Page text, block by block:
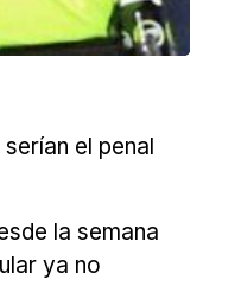
el penal
la semana
ya no